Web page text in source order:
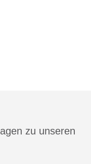
zu unseren